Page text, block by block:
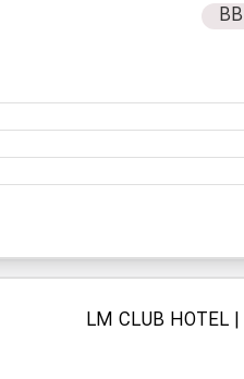
BB
| LM CLUB HOTEL